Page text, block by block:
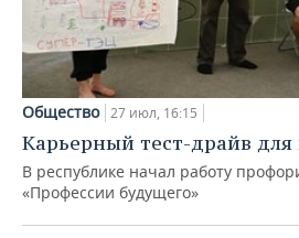
Общество 27 июл, 16:15
Карьерный тест-драйв
В республике начал работу
«Профессии будущего»